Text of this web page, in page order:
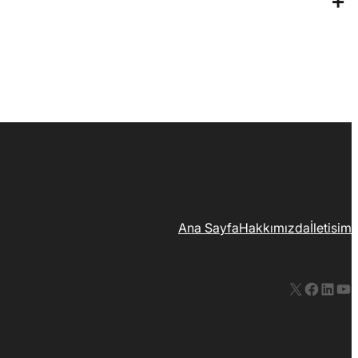
Ana SayfaHakkımızdaİletisim
X Facebook LinkedIn YouTube